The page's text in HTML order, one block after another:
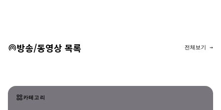
방송/동영상 목록 전체보기 →
카테고리